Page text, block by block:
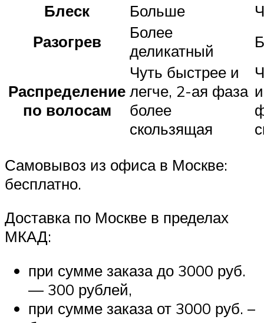
Блеск
Больше
Разогрев
Более
деликатный
Распределение
по волосам
Чуть быстрее и
легче, 2-ая фаза
более
скользящая
Самовывоз из офиса в Москве:
бесплатно.
Доставка по Москве в пределах
МКАД:
при сумме заказа до 3000 руб.
— 300 рублей,
при сумме заказа от 3000 руб. –